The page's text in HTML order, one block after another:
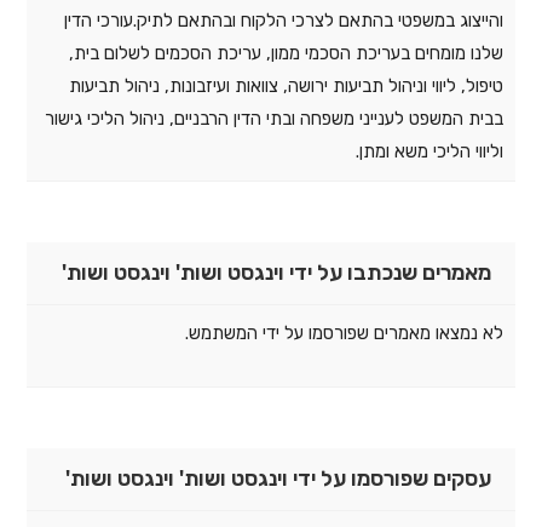
והייצוג במשפטי בהתאם לצרכי הלקוח ובהתאם לתיק.עורכי הדין
שלנו מומחים בעריכת הסכמי ממון, עריכת הסכמים לשלום בית,
טיפול, ליווי וניהול תביעות ירושה, צוואות ועיזבונות, ניהול תביעות
בבית המשפט לענייני משפחה ובתי הדין הרבניים, ניהול הליכי גישור
וליווי הליכי משא ומתן.
מאמרים שנכתבו על ידי וינגסט ושות' וינגסט ושות'
לא נמצאו מאמרים שפורסמו על ידי המשתמש.
עסקים שפורסמו על ידי וינגסט ושות' וינגסט ושות'